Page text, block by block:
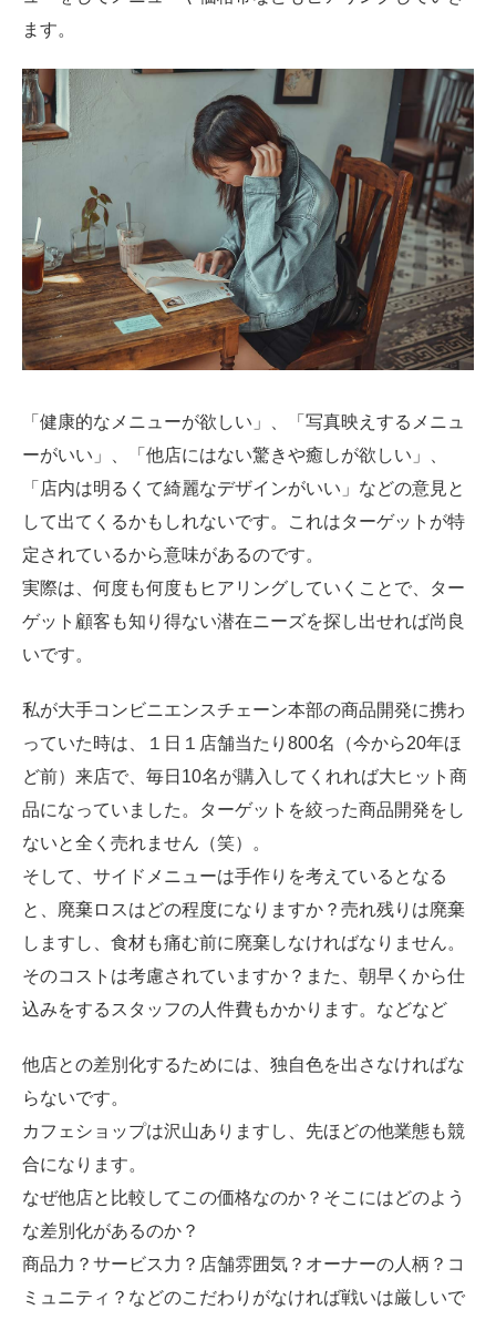
ます。
「健康的なメニューが欲しい」、「写真映えするメニュ
ーがいい」、「他店にはない驚きや癒しが欲しい」、
「店内は明るくて綺麗なデザインがいい」などの意見と
して出てくるかもしれないです。これはターゲットが特
定されているから意味があるのです。
実際は、何度も何度もヒアリングしていくことで、ター
ゲット顧客も知り得ない潜在ニーズを探し出せれば尚良
いです。
私が大手コンビニエンスチェーン本部の商品開発に携わ
っていた時は、１日１店舗当たり800名（今から20年ほ
ど前）来店で、毎日10名が購入してくれれば大ヒット商
品になっていました。ターゲットを絞った商品開発をし
ないと全く売れません（笑）。
そして、サイドメニューは手作りを考えているとなる
と、廃棄ロスはどの程度になりますか？売れ残りは廃棄
しますし、食材も痛む前に廃棄しなければなりません。
そのコストは考慮されていますか？また、朝早くから仕
込みをするスタッフの人件費もかかります。などなど
他店との差別化するためには、独自色を出さなければな
らないです。
カフェショップは沢山ありますし、先ほどの他業態も競
合になります。
なぜ他店と比較してこの価格なのか？そこにはどのよう
な差別化があるのか？
商品力？サービス力？店舗雰囲気？オーナーの人柄？コ
ミュニティ？などのこだわりがなければ戦いは厳しいで